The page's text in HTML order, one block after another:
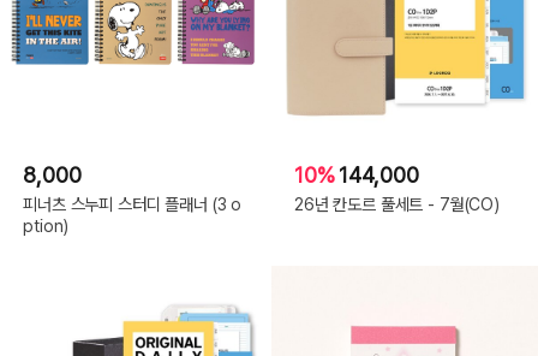
8,000
피너츠 스누피 스터디 플래너 (3 o
ption)
10%144,000
26년 칸도르 풀세트 - 7월(CO)